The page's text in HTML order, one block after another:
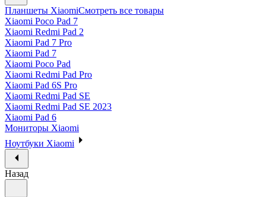
Планшеты XiaomiСмотреть все товары
Xiaomi Poco Pad 7
Xiaomi Redmi Pad 2
Xiaomi Pad 7 Pro
Xiaomi Pad 7
Xiaomi Poco Pad
Xiaomi Redmi Pad Pro
Xiaomi Pad 6S Pro
Xiaomi Redmi Pad SE
Xiaomi Redmi Pad SE 2023
Xiaomi Pad 6
Мониторы Xiaomi
Ноутбуки Xiaomi
Назад